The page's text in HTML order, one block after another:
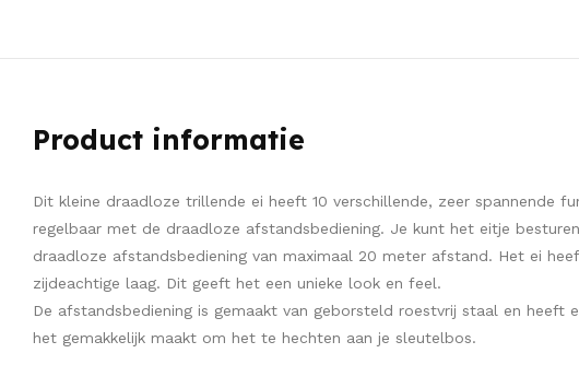
Product informatie
Dit kleine draadloze trillende ei heeft 10 verschillende, zeer spannende
regelbaar met de draadloze afstandsbediening. Je kunt het eitje
draadloze afstandsbediening van maximaal 20 meter afstand. Het ei
zijdeachtige laag. Dit geeft het een unieke look en feel.
De afstandsbediening is gemaakt van geborsteld roestvrij staal en heeft
het gemakkelijk maakt om het te hechten aan je sleutelbos.